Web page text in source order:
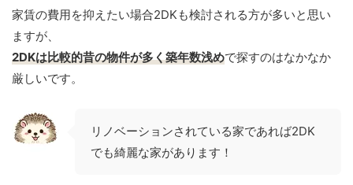
家賃の費用を抑えたい場合2DKも検討される方が多いと思い
ますが、
2DKは比較的昔の物件が多く築年数浅めで探すのはなかなか
厳しいです。
リノベーションされている家であれば2DK
でも綺麗な家があります！